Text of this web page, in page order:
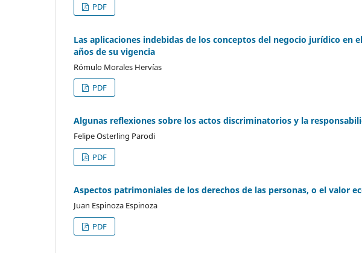
PDF
Las aplicaciones indebidas de los conceptos del negocio jurídico en
años de su vigencia
Rómulo Morales Hervías
PDF
Algunas reflexiones sobre los actos discriminatorios y la
Felipe Osterling Parodi
PDF
Aspectos patrimoniales de los derechos de las personas, o el valor
Juan Espinoza Espinoza
PDF